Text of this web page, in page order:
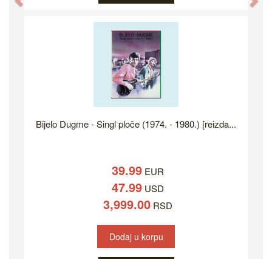
Bijelo Dugme - Singl ploče (1974. - 1980.) [reizda...
39.99EUR
47.99USD
3,999.00RSD
Dodaj u korpu